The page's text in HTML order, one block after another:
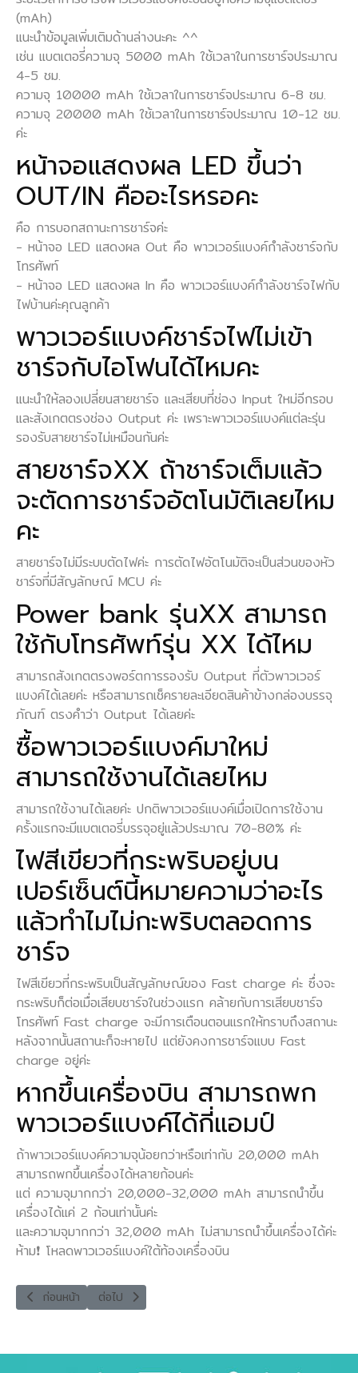
(mAh)
แนะนำข้อมูลเพิ่มเติมด้านล่างนะคะ ^^
เช่น แบตเตอรี่ความจุ 5000 mAh ใช้เวลาในการชาร์จประมาณ
4-5 ชม.
ความจุ 10000 mAh ใช้เวลาในการชาร์จประมาณ 6-8 ชม.
ความจุ 20000 mAh ใช้เวลาในการชาร์จประมาณ 10-12 ชม.
ค่ะ
หน้าจอแสดงผล LED ขึ้นว่า
OUT/IN คืออะไรหรอคะ
คือ การบอกสถานะการชาร์จค่ะ
- หน้าจอ LED แสดงผล Out คือ พาวเวอร์แบงค์กำลังชาร์จกับ
โทรศัพท์
- หน้าจอ LED แสดงผล In คือ พาวเวอร์แบงค์กำลังชาร์จไฟกับ
ไฟบ้านค่ะคุณลูกค้า
พาวเวอร์แบงค์ชาร์จไฟไม่เข้า
ชาร์จกับไอโฟนได้ไหมคะ
แนะนำให้ลองเปลี่ยนสายชาร์จ และเสียบที่ช่อง Input ใหม่อีกรอบ
และสังเกตตรงช่อง Output ค่ะ เพราะพาวเวอร์แบงค์แต่ละรุ่น
รองรับสายชาร์จไม่เหมือนกันค่ะ
สายชาร์จXX ถ้าชาร์จเต็มแล้ว
จะตัดการชาร์จอัตโนมัติเลยไหม
คะ
สายชาร์จไม่มีระบบตัดไฟค่ะ การตัดไฟอัตโนมัติจะเป็นส่วนของหัว
ชาร์จที่มีสัญลักษณ์ MCU ค่ะ
Power bank รุ่นXX สามารถ
ใช้กับโทรศัพท์รุ่น XX ได้ไหม
สามารถสังเกตตรงพอร์ตการรองรับ Output ที่ตัวพาวเวอร์
แบงค์ได้เลยค่ะ หรือสามารถเช็ครายละเอียดสินค้าข้างกล่องบรรจุ
ภัณฑ์ ตรงคำว่า Output ได้เลยค่ะ
ซื้อพาวเวอร์แบงค์มาใหม่
สามารถใช้งานได้เลยไหม
สามารถใช้งานได้เลยค่ะ ปกติพาวเวอร์แบงค์เมื่อเปิดการใช้งาน
ครั้งแรกจะมีแบตเตอรี่บรรจุอยู่แล้วประมาณ 70-80% ค่ะ
ไฟสีเขียวที่กระพริบอยู่บน
เปอร์เซ็นต์นี้หมายความว่าอะไร
แล้วทำไมไม่กะพริบตลอดการ
ชาร์จ
ไฟสีเขียวที่กระพริบเป็นสัญลักษณ์ของ Fast charge ค่ะ ซึ่งจะ
กระพริบก็ต่อเมื่อเสียบชาร์จในช่วงแรก คล้ายกับการเสียบชาร์จ
โทรศัพท์ Fast charge จะมีการเตือนตอนแรกให้ทราบถึงสถานะ
หลังจากนั้นสถานะก็จะหายไป แต่ยังคงการชาร์จแบบ Fast
charge อยู่ค่ะ
หากขึ้นเครื่องบิน สามารถพก
พาวเวอร์แบงค์ได้กี่แอมป์
ถ้าพาวเวอร์แบงค์ความจุน้อยกว่าหรือเท่ากับ 20,000 mAh
สามารถพกขึ้นเครื่องได้หลายก้อนค่ะ
แต่ ความจุมากกว่า 20,000-32,000 mAh สามารถนำขึ้น
เครื่องได้แค่ 2 ก้อนเท่านั้นค่ะ
และความจุมากกว่า 32,000 mAh ไม่สามารถนำขึ้นเครื่องได้ค่ะ
ห้าม❗ โหลดพาวเวอร์แบงค์ใต้ท้องเครื่องบิน
เนื้อหาก่อนหน้า: Location ตู้ทำเคสอัตโนมัติ
ก่อนหน้า เนื้อหาถัดไป: คู่มือการใช้งาน
ต่อไป